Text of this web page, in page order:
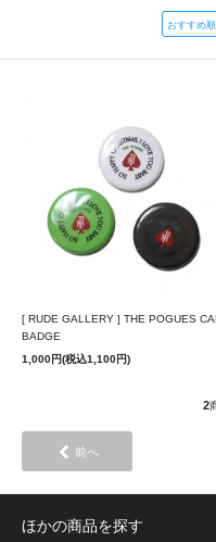
おすすめ順
[ RUDE GALLERY ] THE POGUES
BADGE
1,000円(税込1,100円)
2
前へ
ほかの商品を探す